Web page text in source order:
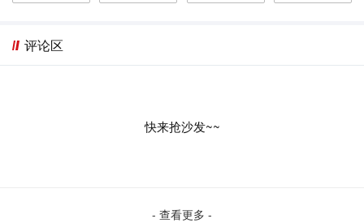
评论区
快来抢沙发~~
- 查看更多 -